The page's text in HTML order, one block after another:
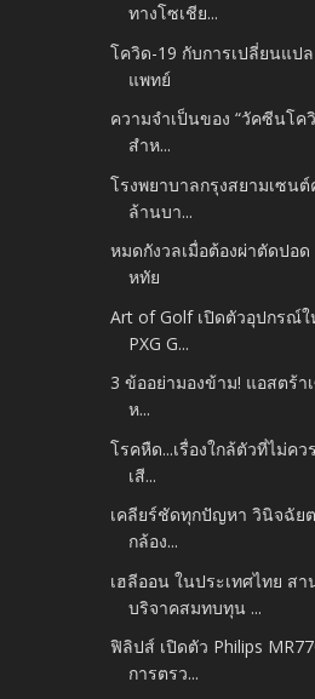
ทางโซเชีย...
โควิด-19 กับการเปลี่ยนแ
แพทย์
ความจำเป็นของ “วัคซีนโ
สำห...
โรงพยาบาลกรุงสยามเซน
ล้านบา...
หมดกังวลเมื่อต้องผ่าตัดปอ
หทัย
Art of Golf เปิดตัวอุปกรณ์
PXG G...
3 ข้ออย่ามองข้าม! แอสตร้
ห...
โรคหืด...เรื่องใกล้ตัวที่ไม่ค
เสี...
เคลียร์ชัดทุกปัญหา วินิจฉัย
กล้อง...
เฮลีออน ในประเทศไทย ส
บริจาคสมทบทุน ...
ฟิลิปส์ เปิดตัว Philips
การตรว...